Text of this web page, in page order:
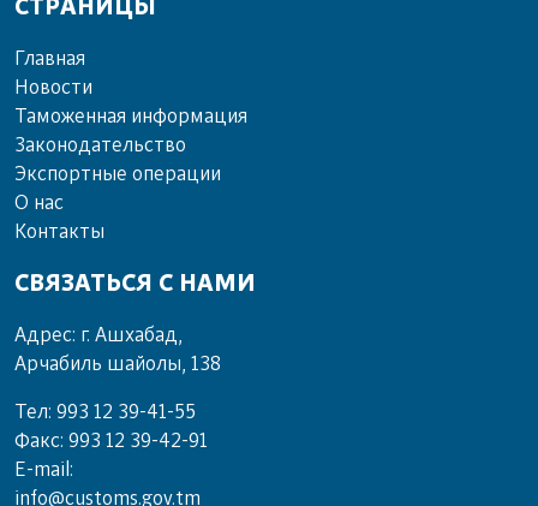
СТРАНИЦЫ
Главная
Новости
Таможенная информация
Законодательство
Экспортные операции
О нас
Контакты
СВЯЗАТЬСЯ С НАМИ
Адрес: г. Ашхабад,
Арчабиль шайолы, 138
Тел: 993 12 39-41-55
Факс: 993 12 39-42-91
E-mail:
info@customs.gov.tm